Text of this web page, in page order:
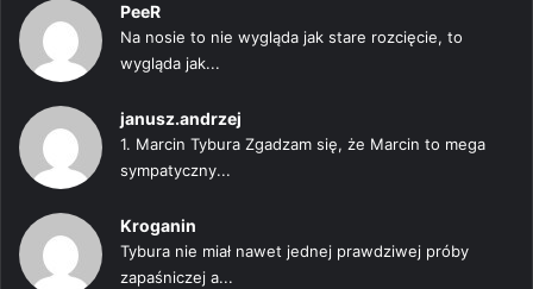
PeeR
Na nosie to nie wygląda jak stare rozcięcie, to
wygląda jak...
janusz.andrzej
1. Marcin Tybura Zgadzam się, że Marcin to mega
sympatyczny...
Kroganin
Tybura nie miał nawet jednej prawdziwej próby
zapaśniczej a...